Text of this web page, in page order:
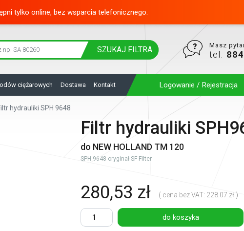
tylko online, bez wsparcia telefonicznego.
SZUKAJ FILTRA Masz
tel.
ciężarowych Dostawa Kontakt Logowanie / Rejestracja
hydrauliki SPH 9648
Filtr hydrauliki
do NEW HOLLAND TM 120
SPH 9648 oryginał SF Filter
280,53 zł ( cena bez VAT: 228.07 zł )
do koszyka